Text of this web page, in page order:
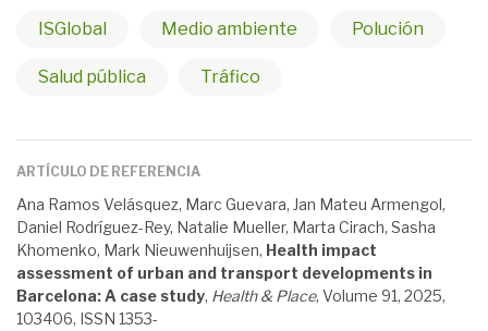
ISGlobal Medio ambiente Polución
Salud pública Tráfico
ARTÍCULO DE REFERENCIA
Ana Ramos Velásquez, Marc Guevara, Jan Mateu Armengol,
Daniel Rodríguez-Rey, Natalie Mueller, Marta Cirach, Sasha
Khomenko, Mark Nieuwenhuijsen, Health impact
assessment of urban and transport developments in
Barcelona: A case study, Health & Place, Volume 91, 2025,
103406, ISSN 1353-